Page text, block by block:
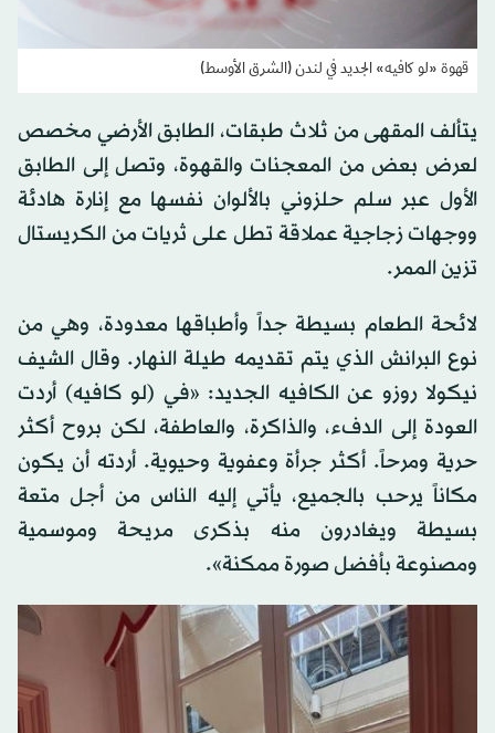
قهوة «لو كافيه» الجديد في لندن (الشرق الأوسط)
يتألف المقهى من ثلاث طبقات، الطابق الأرضي مخصص
لعرض بعض من المعجنات والقهوة، وتصل إلى الطابق
الأول عبر سلم حلزوني بالألوان نفسها مع إنارة هادئة
ووجهات زجاجية عملاقة تطل على ثريات من الكريستال
تزين الممر.
لائحة الطعام بسيطة جداً وأطباقها معدودة، وهي من
نوع البرانش الذي يتم تقديمه طيلة النهار. وقال الشيف
نيكولا روزو عن الكافيه الجديد: «في (لو كافيه) أردت
العودة إلى الدفء، والذاكرة، والعاطفة، لكن بروح أكثر
حرية ومرحاً. أكثر جرأة وعفوية وحيوية. أردته أن يكون
مكاناً يرحب بالجميع، يأتي إليه الناس من أجل متعة
بسيطة ويغادرون منه بذكرى مريحة وموسمية
ومصنوعة بأفضل صورة ممكنة».